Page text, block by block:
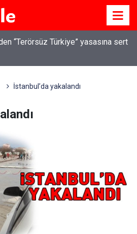
“Terörsüz Türkiye” yasasına sert
hastalıklarına karşı denetimler
İstanbul’da yakalandı